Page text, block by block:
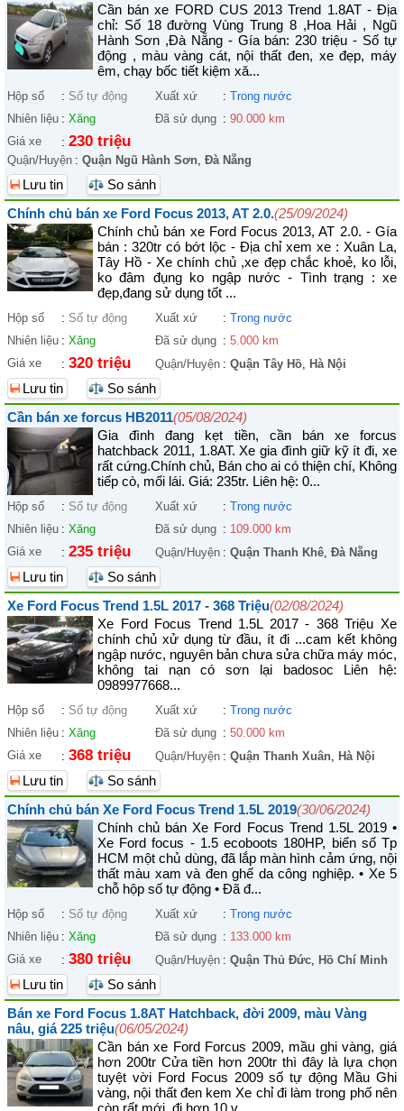
Cần bán xe FORD CUS 2013 Trend 1.8AT - Địa
chỉ: Số 18 đường Vùng Trung 8 ,Hoa Hải , Ngũ
Hành Sơn ,Đà Nẵng - Gía bán: 230 triệu - Số tự
động , màu vàng cát, nội thất đen, xe đẹp, máy
êm, chạy bốc tiết kiệm xă...
Hộp số : Số tự động Xuất xứ : Trong nước
Nhiên liệu : Xăng Đã sử dụng : 90.000 km
Giá xe
: 230 triệu
Quận/Huyện : Quận Ngũ Hành Sơn, Đà Nẵng
Lưu tin
So sánh
Chính chủ bán xe Ford Focus 2013, AT 2.0.(25/09/2024)
Chính chủ bán xe Ford Focus 2013, AT 2.0. - Gía
bán : 320tr có bớt lộc - Địa chỉ xem xe : Xuân La,
Tây Hồ - Xe chính chủ ,xe đẹp chắc khoẻ, ko lỗi,
ko đâm đụng ko ngập nước - Tình trạng : xe
đẹp,đang sử dụng tốt ...
Hộp số : Số tự động Xuất xứ : Trong nước
Nhiên liệu : Xăng Đã sử dụng : 5.000 km
Giá xe
: 320 triệu Quận/Huyện : Quận Tây Hồ, Hà Nội
Lưu tin
So sánh
Cần bán xe forcus HB2011(05/08/2024)
Gia đình đang kẹt tiền, cần bán xe forcus
hatchback 2011, 1.8AT. Xe gia đình giữ kỹ ít đi, xe
rất cứng.Chính chủ, Bán cho ai có thiện chí, Không
tiếp cò, mối lái. Giá: 235tr. Liên hệ: 0...
Hộp số : Số tự động Xuất xứ : Trong nước
Nhiên liệu : Xăng Đã sử dụng : 109.000 km
Giá xe
: 235 triệu Quận/Huyện : Quận Thanh Khê, Đà Nẵng
Lưu tin
So sánh
Xe Ford Focus Trend 1.5L 2017 - 368 Triệu(02/08/2024)
Xe Ford Focus Trend 1.5L 2017 - 368 Triệu Xe
chính chủ xử dụng từ đầu, ít đi ...cam kết không
ngập nước, nguyên bản chưa sửa chữa máy móc,
không tai nạn có sơn lại badosoc Liên hệ:
0989977668...
Hộp số : Số tự động Xuất xứ : Trong nước
Nhiên liệu : Xăng Đã sử dụng : 50.000 km
Giá xe
: 368 triệu Quận/Huyện : Quận Thanh Xuân, Hà Nội
Lưu tin
So sánh
Chính chủ bán Xe Ford Focus Trend 1.5L 2019(30/06/2024)
Chính chủ bán Xe Ford Focus Trend 1.5L 2019 •
Xe Ford focus - 1.5 ecoboots 180HP, biển số Tp
HCM một chủ dùng, đã lắp màn hình cảm ứng, nội
thất màu xam và đen ghế da công nghiệp. • Xe 5
chỗ hộp số tự động • Đã đ...
Hộp số : Số tự động Xuất xứ : Trong nước
Nhiên liệu : Xăng Đã sử dụng : 133.000 km
Giá xe
: 380 triệu Quận/Huyện : Quận Thủ Đức, Hồ Chí Minh
Lưu tin
So sánh
Bán xe Ford Focus 1.8AT Hatchback, đời 2009, màu Vàng
nâu, giá 225 triệu(06/05/2024)
Cần bán xe Ford Forcus 2009, mầu ghi vàng, giá
hơn 200tr Cửa tiền hơn 200tr thì đây là lựa chọn
tuyệt vời Ford Focus 2009 số tự động Mầu Ghi
vàng, nội thất đen kem Xe chỉ đi làm trong phố nên
còn rất mới, đi hơn 10 v...